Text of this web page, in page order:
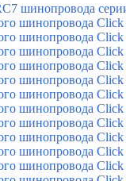
шинопровода
шинопровода
шинопровода
шинопровода
шинопровода
шинопровода
шинопровода
шинопровода
шинопровода
шинопровода
шинопровода
шинопровода